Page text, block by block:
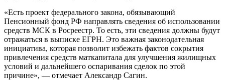
«Есть проект федерального закона, обязывающий
Пенсионный фонд РФ направлять сведения об использовании
средств МСК в Росреестр. То есть, эти сведения должны будут
отражаться в выписке ЕГРН. Это важная законодательная
инициатива, которая позволит избежать фактов сокрытия
привлечения средств маткапитала для улучшения жилищных
условий и дальнейшего оспаривания сделок по этой
причине», — отмечает Александр Сагин.